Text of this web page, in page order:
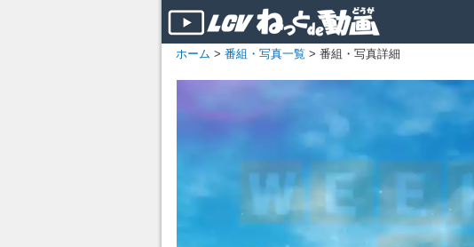
ホーム > 番組・写真一覧 > 番組・写真詳細